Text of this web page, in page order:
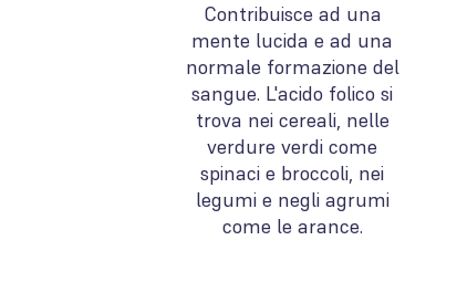
Contribuisce ad una
mente lucida e ad una
normale formazione del
sangue. L'acido folico si
trova nei cereali, nelle
verdure verdi come
spinaci e broccoli, nei
legumi e negli agrumi
come le arance.